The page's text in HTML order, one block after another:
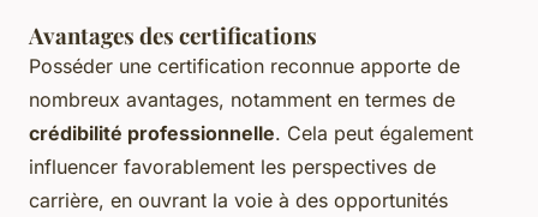
Avantages des certifications
Posséder une certification reconnue apporte de
nombreux avantages, notamment en termes de
crédibilité professionnelle. Cela peut également
influencer favorablement les perspectives de
carrière, en ouvrant la voie à des opportunités